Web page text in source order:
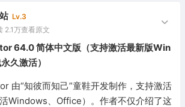
Lv.3
2.1万查看原文
64.0 简体中文版（支持激活最新版Win
久激活）
由“知彼而知己”童鞋开发制作，支持激活
Windows、Office）。作者不仅介绍了这